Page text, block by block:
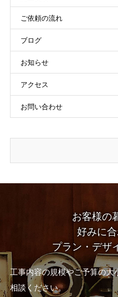
ご依頼の流れ
ブログ
お知らせ
アクセス
お問い合わせ
お客様の
好みに
プラン・デザ
工事内容の規模やご予算の
相談ください。